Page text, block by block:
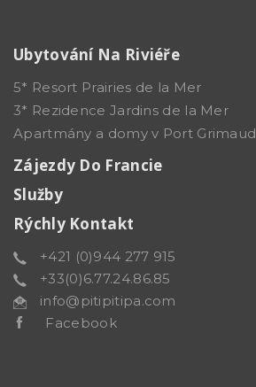
Ubytování Na Riviéře
5* Resort Prairies de la Mer
3* Rezidence Jardins de la Mer
Apartmány a domy v Port Grimaud
Zájezdy Do Francie
Služby
Rýchly Kontakt
+421 (0)944 277 915
+33(0)6.77.24.86.85
info@pitipitipa.com
Facebook